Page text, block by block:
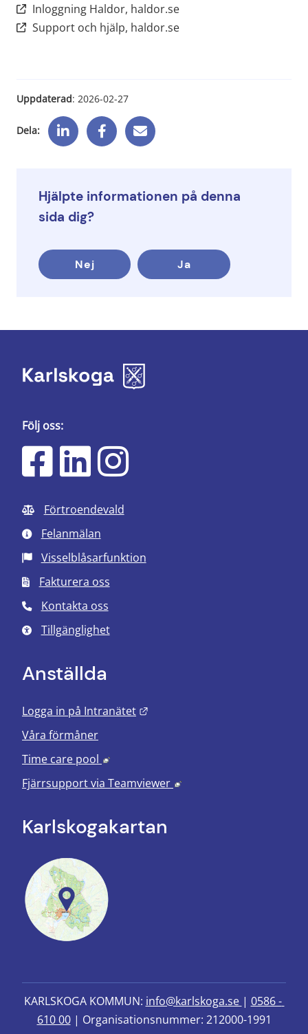
Inloggning Haldor, haldor.seLänk till annan
Support och hjälp, haldor.seLänk till annan
Uppdaterad: 2026-02-27
Dela:
Hjälpte informationen på denna
sida dig?
Nej Ja
Följ oss:
Förtroendevald
Felanmälan
Visselblåsarfunktion
Fakturera oss
Kontakta oss
Tillgänglighet
Anställda
Logga in på Intranätet
Våra förmåner
Time care pool
Länk till annan webbplats, öppnas i
Fjärrsupport via Teamviewer Länk till annan
Karlskoga­kartan
KARLSKOGA KOMMUN: info@karlskoga.se | 0586 -
610 00 | Organisationsnummer: 212000-1991